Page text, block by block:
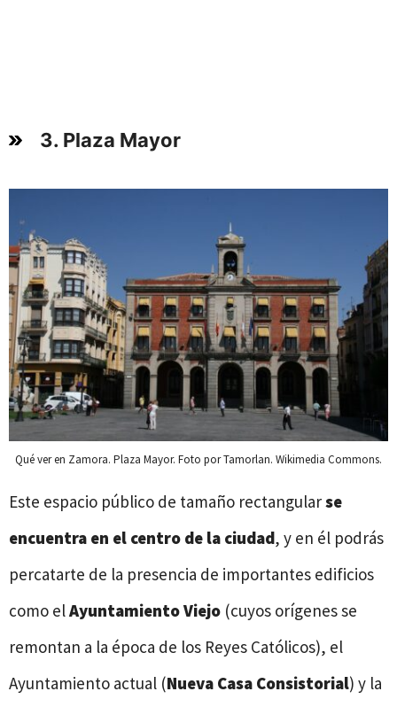
3. Plaza Mayor
Qué ver en Zamora. Plaza Mayor. Foto por Tamorlan. Wikimedia Commons.
Este espacio público de tamaño rectangularse
encuentra en el centro de la ciudad, y en él podrás
percatarte de la presencia de importantes edificios
como elAyuntamiento Viejo (cuyos orígenes se
remontan a la época de los Reyes Católicos), el
Ayuntamiento actual (Nueva Casa Consistorial) y la